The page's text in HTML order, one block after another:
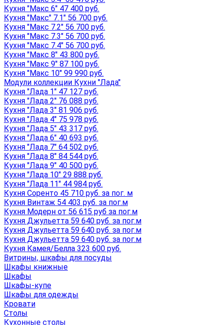
Кухня "Макс 6" 47 400 руб.
Кухня "Макс" 7.1" 56 700 руб.
Кухня "Макс 7.2" 56 700 руб.
Кухня "Макс 7.3" 56 700 руб.
Кухня "Макс 7.4" 56 700 руб.
Кухня "Макс 8" 43 800 руб.
Кухня "Макс 9" 87 100 руб.
Кухня "Макс 10" 99 990 руб.
Модули коллекции Кухни "Лада"
Кухня "Лада 1" 47 127 руб.
Кухня "Лада 2" 76 088 руб.
Кухня "Лада 3" 81 906 руб.
Кухня "Лада 4" 75 978 руб.
Кухня "Лада 5" 43 317 руб.
Кухня "Лада 6" 40 693 руб.
Кухня "Лада 7" 64 502 руб.
Кухня "Лада 8" 84 544 руб.
Кухня "Лада 9" 40 500 руб.
Кухня "Лада 10" 29 888 руб.
Кухня "Лада 11" 44 984 руб.
Кухня Соренто 45 710 руб. за пог. м
Кухня Винтаж 54 403 руб. за пог.м
Кухня Модерн от 56 615 руб за пог.м
Кухня Джульетта 59 640 руб. за пог.м
Кухня Джульетта 59 640 руб. за пог.м
Кухня Джульетта 59 640 руб. за пог.м
Кухня Камея/Белла 323 600 руб.
Витрины, шкафы для посуды
Шкафы книжные
Шкафы
Шкафы-купе
Шкафы для одежды
Кровати
Столы
Кухонные столы